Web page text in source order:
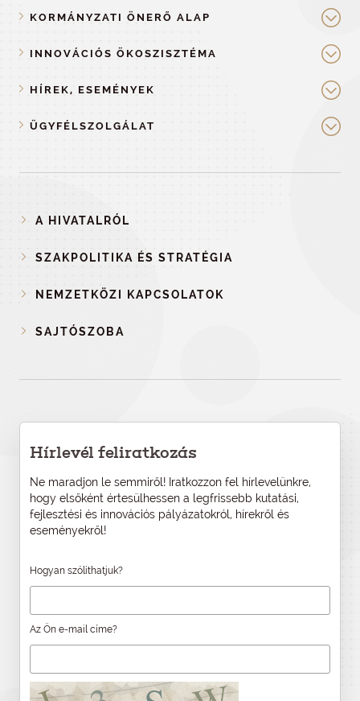
KORMÁNYZATI ÖNERŐ ALAP
INNOVÁCIÓS ÖKOSZISZTÉMA
HÍREK, ESEMÉNYEK
ÜGYFÉLSZOLGÁLAT
A HIVATALRÓL
SZAKPOLITIKA ÉS STRATÉGIA
NEMZETKÖZI KAPCSOLATOK
SAJTÓSZOBA
Hírlevél feliratkozás
Ne maradjon le semmiről! Iratkozzon fel hírlevelünkre,
hogy elsőként értesülhessen a legfrissebb kutatási,
fejlesztési és innovációs pályázatokról, hírekről és
eseményekről!
Hogyan szólíthatjuk?
Az Ön e-mail címe?